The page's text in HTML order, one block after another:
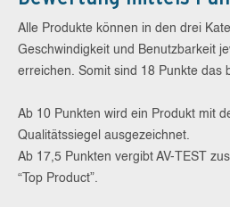
Alle Produkte können in den drei
Geschwindigkeit und Benutzbarkeit
erreichen. Somit sind 18 Punkte das
Ab 10 Punkten wird ein Produkt mit
Qualitätssiegel ausgezeichnet.
Ab 17,5 Punkten vergibt AV-TEST
“Top Product”.